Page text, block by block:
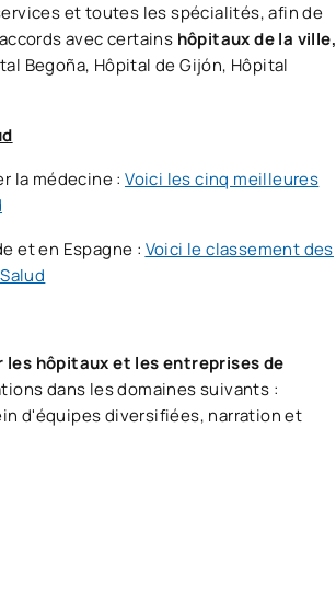
et toutes les spécialités, afin de
avec certains hôpitaux de la ville,
Begoña, Hôpital de Gijón, Hôpital
la médecine :Voici les cinq meilleures
et en Espagne : Voici le classement des
les hôpitaux et les entreprises de
dans les domaines suivants :
d'équipes diversifiées, narration et